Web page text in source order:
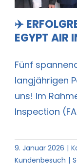
✈️
EGYPT AIR
Fünf
langjährigen
uns! Im
Inspection
9. Januar 2026 |
Kundenbesuch |